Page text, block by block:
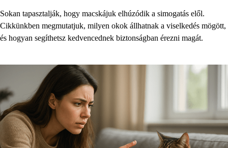
Sokan tapasztalják, hogy macskájuk elhúzódik a simogatás elől.
Cikkünkben megmutatjuk, milyen okok állhatnak a viselkedés mögött,
és hogyan segíthetsz kedvencednek biztonságban érezni magát.